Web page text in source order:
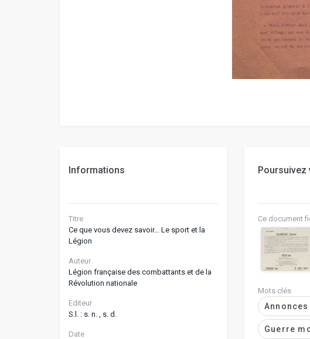
Informations
Titre
Ce que vous devez savoir… Le sport et la
Légion
Auteur
Légion française des combattants et de la
Révolution nationale
Editeur
S.l. : s. n. , s. d.
Date
Poursuivez
Ce document
Mots clés
Guerre